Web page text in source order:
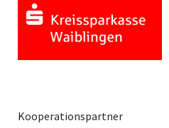
Kooperationspartner